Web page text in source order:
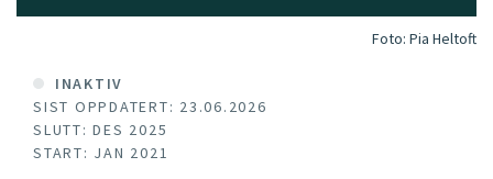
Foto: Pia Heltoft
INAKTIV
SIST OPPDATERT: 23.06.2026
SLUTT: DES 2025
START: JAN 2021